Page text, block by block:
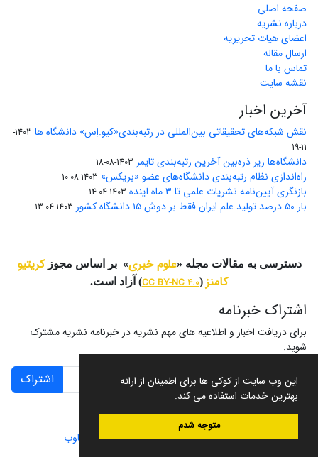
این وب سایت از کوکی ها برای اطمینان از ارائه
بهترین خدمات استفاده می کند.
متوجه شدم
صفحه اصلی
درباره نشریه
اعضای هیات تحریریه
ارسال مقاله
تماس با ما
نقشه سایت
آخرین اخبار
نقش شبکه‌های تحقیقاتی بین‌المللی در رتبه‌بندی«کیو.اِس» دانشگاه ها
1403-
11-19
دانشگاه‌ها زیر ذره‌بین آخرین رتبه‌بندی تایمز 1403-08-18
راه‌اندازی نظام رتبه‌بندی دانشگاه‌‌های عضو «بریکس» 1403-08-10
بازنگری آیین‌نامه نشریات علمی تا ۳ ماه آینده 1403-04-14
بار ۵۰ درصد تولید علم ایران فقط بر دوش ۱۵ دانشگاه کشور 1403-04-13
دسترسی به مقالات مجله «علوم خبری» بر اساس مجوزکریتیو
کامنز (
CC BY-NC 4.0) آزاد است.
اشتراک خبرنامه
برای دریافت اخبار و اطلاعیه های مهم نشریه در خبرنامه نشریه مشترک
شوید.
اشتراک
سامانه مدیریت نشریات علمی.طراحی و پیاده سازی از سیناوب